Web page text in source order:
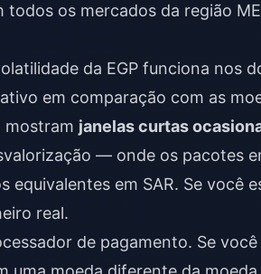
os mercados da região
da EGP funciona nos
em comparação com as
mostram janelas curtas
— onde os pacotes
em SAR. Se você
real.
de pagamento. Se